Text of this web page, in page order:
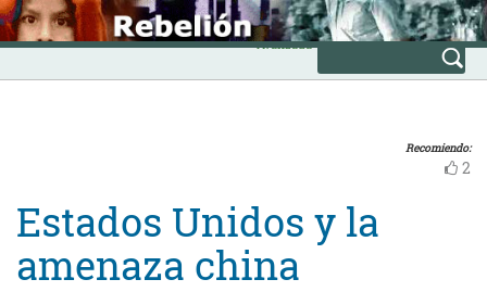
Skip
to
content
INICIO
Avanzada
Recomiendo:
2
Estados Unidos y la
amenaza china